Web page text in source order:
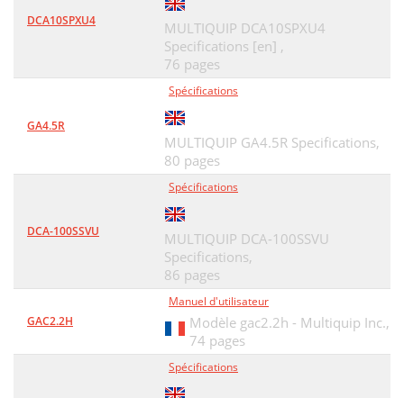
DCA10SPXU4
MULTIQUIP DCA10SPXU4
Specifications [en] ,
76 pages
GA4.5R
Spécifications
MULTIQUIP GA4.5R Specifications,
80 pages
DCA-100SSVU
Spécifications
MULTIQUIP DCA-100SSVU
Specifications,
86 pages
GAC2.2H
Manuel d'utilisateur
Modèle gac2.2h - Multiquip Inc.,
74 pages
Spécifications